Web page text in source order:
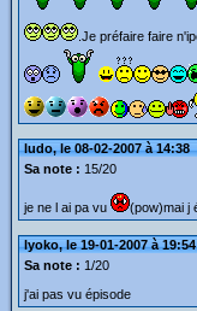
.Je préfaire faire
ludo, le 08-02-2007 à 14:38
Sa note : 15/20
je ne l ai pa vu (pow)mai j
lyoko, le 19-01-2007 à 19:54
Sa note : 1/20
j'ai pas vu épisode